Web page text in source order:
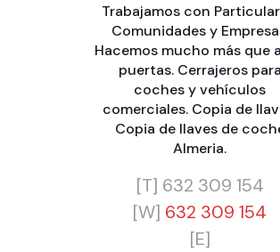
Trabajamos con
Comunidadesy
Hacemos mucho más que
puertas. Cerrajeros para
coches y vehículos
comerciales. Copia de
Copia de llaves de
Almeria.
[T] 632 309 154
[W] 632 309 154
[E]